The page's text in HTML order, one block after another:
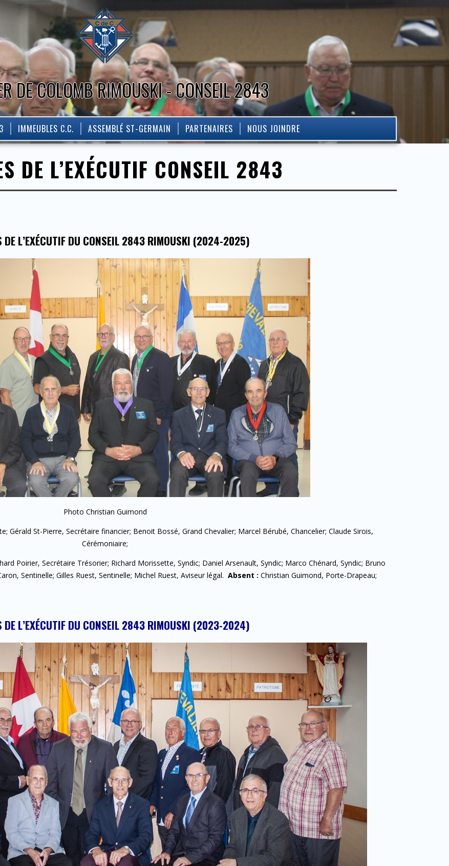
DE COLOMB RIMOUSKI - CONSEIL 2843
IMMEUBLES C.C. ASSEMBLÉ ST-GERMAIN PARTENAIRES NOUS JOINDRE
DE L’EXÉCUTIF CONSEIL 2843
DE L’EXÉCUTIF DU CONSEIL 2843 RIMOUSKI (2024-2025)
Photo Christian Guimond
Gérald St-Pierre, Secrétaire financier; Benoit Bossé, Grand Chevalier; Marcel Bérubé, Chancelier; Claude Sirois,
Cérémoniaire;
Poirier, Secrétaire Trésorier; Richard Morissette, Syndic; Daniel Arsenault, Syndic; Marco Chénard, Syndic; Bruno
Sentinelle; Gilles Ruest, Sentinelle; Michel Ruest, Aviseur légal. Absent : Christian Guimond, Porte-Drapeau;
DE L’EXÉCUTIF DU CONSEIL 2843 RIMOUSKI (2023-2024)